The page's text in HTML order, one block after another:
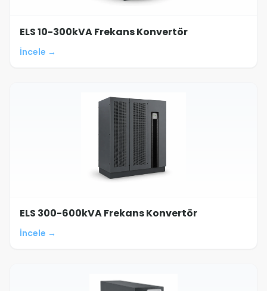
ELS 10-300kVA Frekans Konvertör
İncele →
ELS 300-600kVA Frekans Konvertör
İncele →